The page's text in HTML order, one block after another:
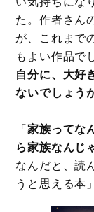
た。作者さん
が、これまで
もよい作品で
自分に、大好
ないでしょう
「家族ってな
ら家族なんじ
なんだと、読
うと思える本